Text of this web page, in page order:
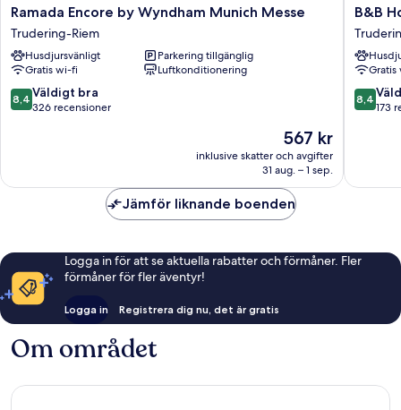
Ramada
Encore
by
Wyndham
Munich
Messe
Trudering-
Ramada Encore by Wyndham Munich Messe
Trudering-Riem
Husdjursvänligt
Parkering tillgänglig
Gratis wi-fi
Luftkonditionering
8.4
av
8,4 Väldigt bra
326 recensioner
Priset
är
567 kr
567 kr
inklusive skatter och avgifter
31 aug. – 1 sep.
B&B
Hotel
City-
Ost
Riem
B&B
8.4
av
8,4
173
Jämför liknande boenden
Logga in för att se aktuella rabatter och förmåner. Fler
förmåner för fler äventyr!
Logga in Registrera dig nu, det är gratis
Om området